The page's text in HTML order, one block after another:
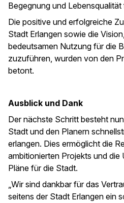
Begegnung und
Die positive und erfolgreiche
Stadt Erlangen sowie die
bedeutsamen Nutzung für die
zuzuführen, wurden von den
betont.
Ausblick und Dank
Der nächste Schritt besteht
Stadt und den Planern
erlangen. Dies ermöglicht die
ambitionierten Projekts und
Pläne für die Stadt.
„Wir sind dankbar für das
seitens der Stadt Erlangen ein